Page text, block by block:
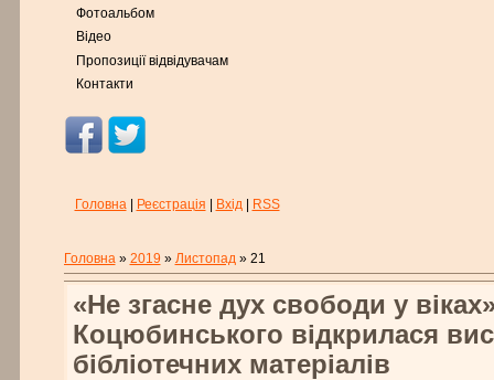
Фотоальбом
Відео
Пропозиції відвідувачам
Контакти
Головна| Реєстрація Вхід| RSS
Головна» 2019 » Листопад » 21
«Не згасне дух свободи у
Коцюбинського відкрилася
бібліотечних матеріалів